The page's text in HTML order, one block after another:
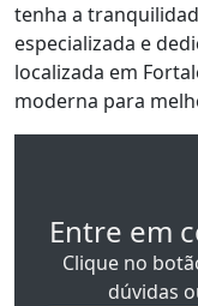
tenha a
especializada e
localizada em
moderna para
Entre em
Clique no
dúvidas